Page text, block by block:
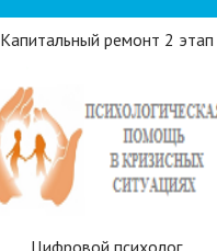
Капитальный ремонт 2 этап
Цифровой психолог